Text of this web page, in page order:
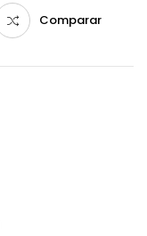
Comparar